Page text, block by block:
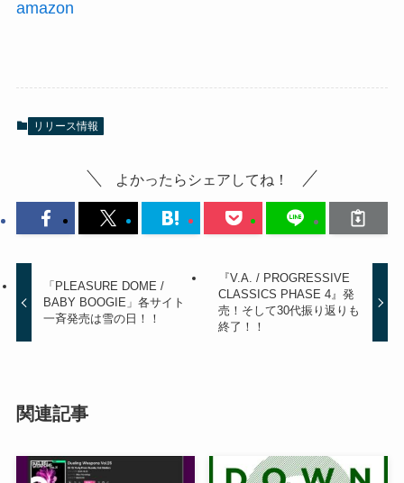
amazon
リリース情報
よかったらシェアしてね！
「PLEASURE DOME /
BABY BOOGIE」各サイト
一斉発売は雪の日！！
『V.A. / PROGRESSIVE
CLASSICS PHASE 4』発
売！そして30代振り返りも
終了！！
関連記事